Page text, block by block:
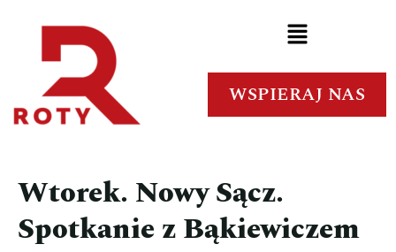
WSPIERAJ NAS
Wtorek. Nowy Sącz.
Spotkanie z Bąkiewiczem